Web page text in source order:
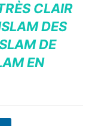
CLAIR
DES
DE
EN